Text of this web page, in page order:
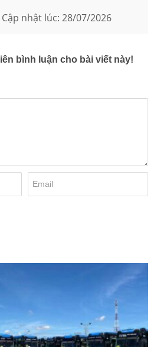
Cập nhật lúc: 28/07/2026
bình luận cho bài viết này!